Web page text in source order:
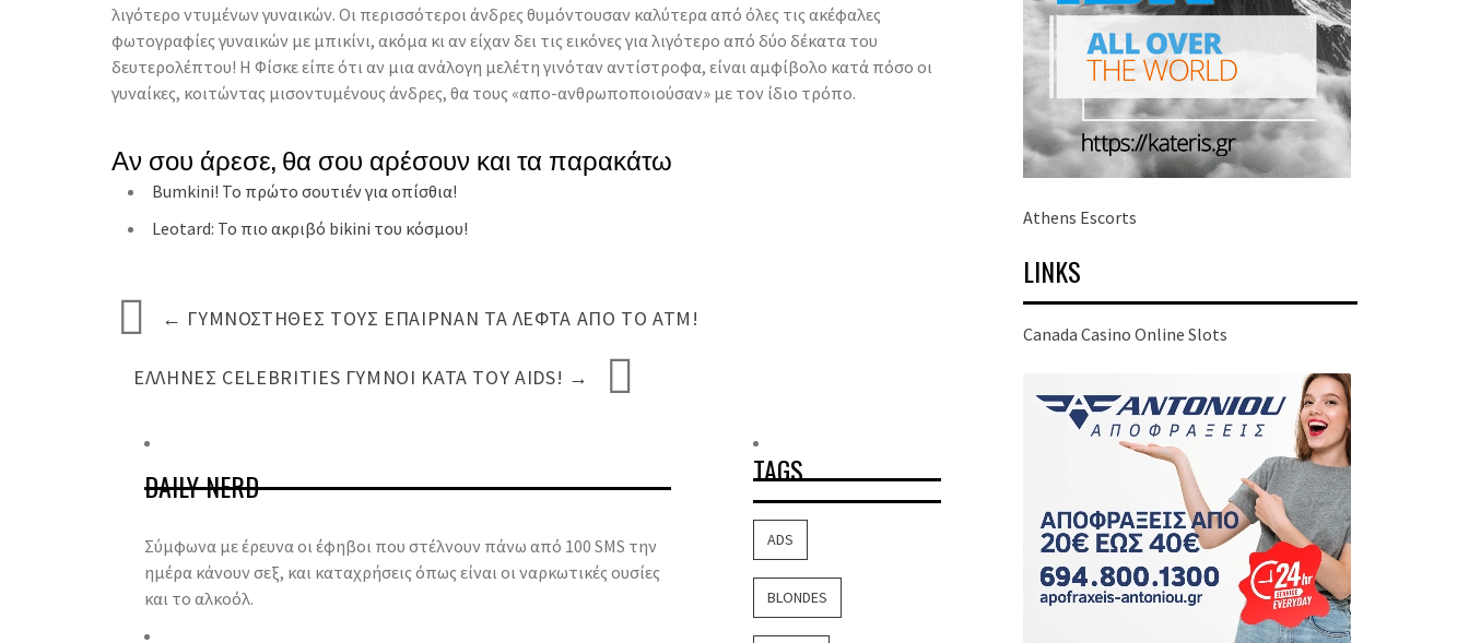
λιγότερο ντυμένων γυναικών. Οι περισσότεροι άνδρες θυμόντουσαν καλύτερα από όλες τις ακέφαλες
φωτογραφίες γυναικών με μπικίνι, ακόμα κι αν είχαν δει τις εικόνες για λιγότερο από δύο δέκατα του
δευτερολέπτου! Η Φίσκε είπε ότι αν μια ανάλογη μελέτη γινόταν αντίστροφα, είναι αμφίβολο κατά πόσο οι
γυναίκες, κοιτώντας μισοντυμένους άνδρες, θα τους «απο-ανθρωποποιούσαν» με τον ίδιο τρόπο.
Αν σου άρεσε, θα σου αρέσουν και τα παρακάτω
Bumkini! Το πρώτο σουτιέν για οπίσθια!
Leotard: Το πιο ακριβό bikini του κόσμου!
← ΓΥΜΝΌΣΤΗΘΕΣ ΤΟΥΣ ΈΠΑΙΡΝΑΝ ΤΑ ΛΕΦΤΆ ΑΠΌ ΤΟ ΑΤΜ!
ΈΛΛΗΝΕΣ CELEBRITIES ΓΥΜΝΟΊ ΚΑΤΆ ΤΟΥ AIDS! →
DAILY NERD
Σύμφωνα με έρευνα οι έφηβοι που στέλνουν πάνω από 100 SMS την
ημέρα κάνουν σεξ, και καταχρήσεις όπως είναι οι ναρκωτικές ουσίες
και το αλκοόλ.
TAGS
ADS
BLONDES
Athens Escorts
LINKS
Canada Casino Online Slots